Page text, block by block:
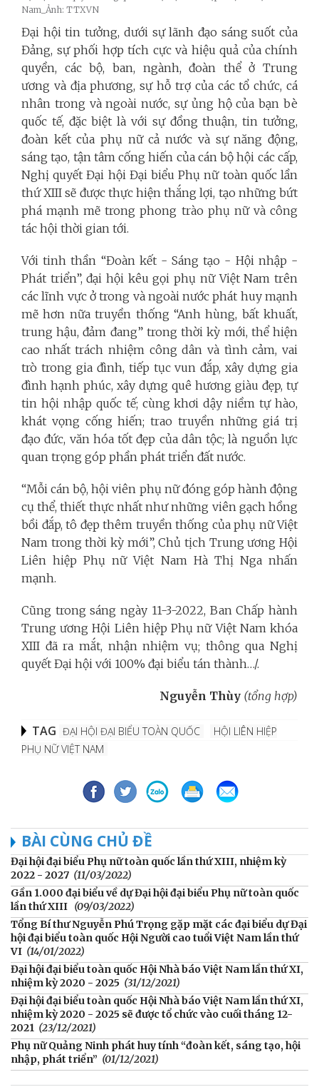
Nam_Ảnh: TTXVN
Đại hội tin tưởng, dưới sự lãnh đạo sáng suốt của
Đảng, sự phối hợp tích cực và hiệu quả của chính
quyền, các bộ, ban, ngành, đoàn thể ở Trung
ương và địa phương, sự hỗ trợ của các tổ chức, cá
nhân trong và ngoài nước, sự ủng hộ của bạn bè
quốc tế, đặc biệt là với sự đồng thuận, tin tưởng,
đoàn kết của phụ nữ cả nước và sự năng động,
sáng tạo, tận tâm cống hiến của cán bộ hội các cấp,
Nghị quyết Đại hội Đại biểu Phụ nữ toàn quốc lần
thứ XIII sẽ được thực hiện thắng lợi, tạo những bứt
phá mạnh mẽ trong phong trào phụ nữ và công
tác hội thời gian tới.
Với tinh thần “Đoàn kết - Sáng tạo - Hội nhập -
Phát triển”, đại hội kêu gọi phụ nữ Việt Nam trên
các lĩnh vực ở trong và ngoài nước phát huy mạnh
mẽ hơn nữa truyền thống “Anh hùng, bất khuất,
trung hậu, đảm đang” trong thời kỳ mới, thể hiện
cao nhất trách nhiệm công dân và tình cảm, vai
trò trong gia đình, tiếp tục vun đắp, xây dựng gia
đình hạnh phúc, xây dựng quê hương giàu đẹp, tự
tin hội nhập quốc tế; cùng khơi dậy niềm tự hào,
khát vọng cống hiến; trao truyền những giá trị
đạo đức, văn hóa tốt đẹp của dân tộc; là nguồn lực
quan trọng góp phần phát triển đất nước.
“Mỗi cán bộ, hội viên phụ nữ đóng góp hành động
cụ thể, thiết thực nhất như những viên gạch hồng
bồi đắp, tô đẹp thêm truyền thống của phụ nữ Việt
Nam trong thời kỳ mới”, Chủ tịch Trung ương Hội
Liên hiệp Phụ nữ Việt Nam Hà Thị Nga nhấn
mạnh.
Cũng trong sáng ngày 11-3-2022, Ban Chấp hành
Trung ương Hội Liên hiệp Phụ nữ Việt Nam khóa
XIII đã ra mắt, nhận nhiệm vụ; thông qua Nghị
quyết Đại hội với 100% đại biểu tán thành…/.
Nguyễn Thùy (tổng hợp)
TAG ĐẠI HỘI ĐẠI BIỂU TOÀN QUỐC
HỘI LIÊN HIỆP
PHỤ NỮ VIỆT NAM
BÀI CÙNG CHỦ ĐỀ
Đại hội đại biểu Phụ nữ toàn quốc lần thứ XIII, nhiệm kỳ
2022 - 2027 (11/03/2022)
Gần 1.000 đại biểu về dự Đại hội đại biểu Phụ nữ toàn quốc
lần thứ XIII (09/03/2022)
Tổng Bí thư Nguyễn Phú Trọng gặp mặt các đại biểu dự Đại
hội đại biểu toàn quốc Hội Người cao tuổi Việt Nam lần thứ
VI (14/01/2022)
Đại hội đại biểu toàn quốc Hội Nhà báo Việt Nam lần thứ XI,
nhiệm kỳ 2020 - 2025 (31/12/2021)
Đại hội đại biểu toàn quốc Hội Nhà báo Việt Nam lần thứ XI,
nhiệm kỳ 2020 - 2025 sẽ được tổ chức vào cuối tháng 12-
2021 (23/12/2021)
Phụ nữ Quảng Ninh phát huy tính “đoàn kết, sáng tạo, hội
nhập, phát triển” (01/12/2021)